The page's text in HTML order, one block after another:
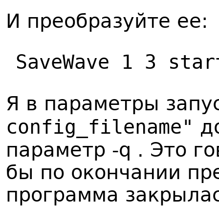
И преобразуйте ее:
SaveWave 1 3
Я в параметры
config_filename"
параметр -q . Это
бы по окончании
программа